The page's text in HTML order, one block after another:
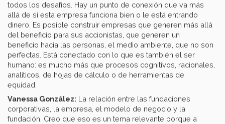
todos los desafíos. Hay un punto de conexión que va más
allá de si esta empresa funciona bien o le está entrando
dinero. Es posible construir empresas que generen más allá
del beneficio para sus accionistas, que generen un
beneficio hacia las personas, el medio ambiente, que no son
perfectas. Está conectado con lo que es también el ser
humano: es mucho más que procesos cognitivos, racionales,
analíticos, de hojas de cálculo o de herramientas de
equidad.
Vanessa González: La relación entre las fundaciones
corporativas, la empresa, el modelo de negocio y la
fundación. Creo que eso es un tema relevante porque a